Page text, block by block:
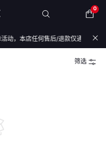
0
，本店任何售后/退款仅通过店铺
筛选